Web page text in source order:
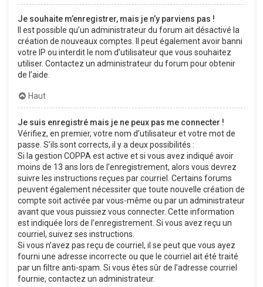
Je souhaite m’enregistrer, mais je n’y parviens pas !
Il est possible qu’un administrateur du forum ait désactivé la
création de nouveaux comptes. Il peut également avoir banni
votre IP ou interdit le nom d’utilisateur que vous souhaitez
utiliser. Contactez un administrateur du forum pour obtenir
de l’aide.
Haut
Je suis enregistré mais je ne peux pas me connecter !
Vérifiez, en premier, votre nom d’utilisateur et votre mot de
passe. S’ils sont corrects, il y a deux possibilités :
Si la gestion COPPA est active et si vous avez indiqué avoir
moins de 13 ans lors de l’enregistrement, alors vous devrez
suivre les instructions reçues par courriel. Certains forums
peuvent également nécessiter que toute nouvelle création de
compte soit activée par vous-même ou par un administrateur
avant que vous puissiez vous connecter. Cette information
est indiquée lors de l’enregistrement. Si vous avez reçu un
courriel, suivez ses instructions.
Si vous n’avez pas reçu de courriel, il se peut que vous ayez
fourni une adresse incorrecte ou que le courriel ait été traité
par un filtre anti-spam. Si vous êtes sûr de l’adresse courriel
fournie, contactez un administrateur.